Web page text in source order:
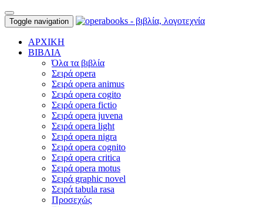
Toggle navigation
ΑΡΧΙΚΗ
ΒΙΒΛΙΑ
Όλα τα βιβλία
Σειρά opera
Σειρά opera animus
Σειρά opera cogito
Σειρά opera fictio
Σειρά opera juvena
Σειρά opera light
Σειρά opera nigra
Σειρά opera cognito
Σειρά opera critica
Σειρά opera motus
Σειρά graphic novel
Σειρά tabula rasa
Προσεχώς